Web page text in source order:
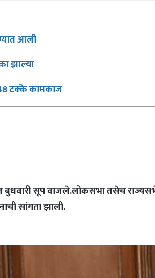
आली
झाल्या
टक्के कामकाज
सूप वाजले.लोकसभा तसेच
सांगता झाली.